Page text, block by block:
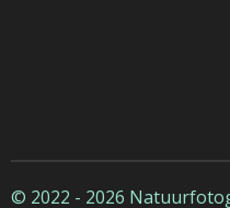
© 2022 - 2026